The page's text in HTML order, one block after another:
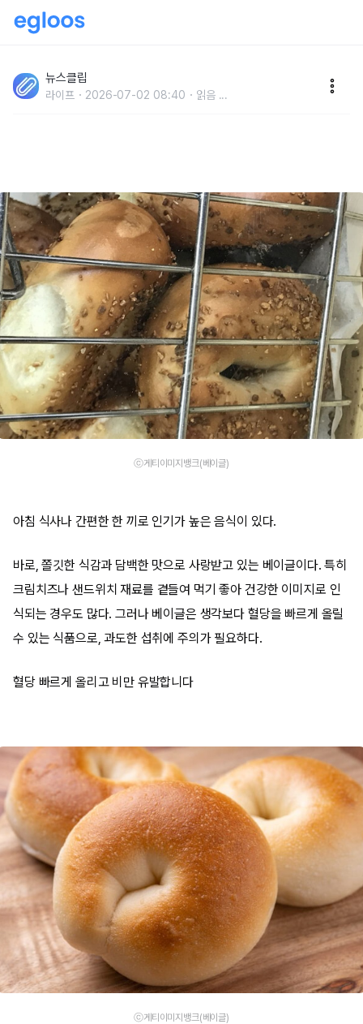
미지지만, 사실 '췌장' 혹사 시킬 수 있는 '이 음식'
뉴스클립
라이프 2026-07-02 08:40 읽음 ...
ⓒ게티이미지뱅크(베이글)
아침 식사나 간편한 한 끼로 인기가 높은 음식이 있다.
바로, 쫄깃한 식감과 담백한 맛으로 사랑받고 있는 베이글이다. 특히
크림치즈나 샌드위치 재료를 곁들여 먹기 좋아 건강한 이미지로 인
식되는 경우도 많다. 그러나 베이글은 생각보다 혈당을 빠르게 올릴
수 있는 식품으로, 과도한 섭취에 주의가 필요하다.
혈당 빠르게 올리고 비만 유발합니다
ⓒ게티이미지뱅크(베이글)